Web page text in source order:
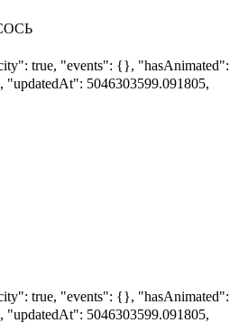
true, "events": {}, "hasAnimated":
"updatedAt": 5046303599.091805,
true, "events": {}, "hasAnimated":
"updatedAt": 5046303599.091805,